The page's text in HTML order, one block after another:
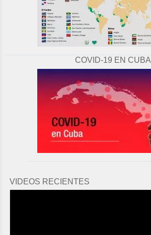
COVID-19 EN CUBA
VIDEOS RECIENTES